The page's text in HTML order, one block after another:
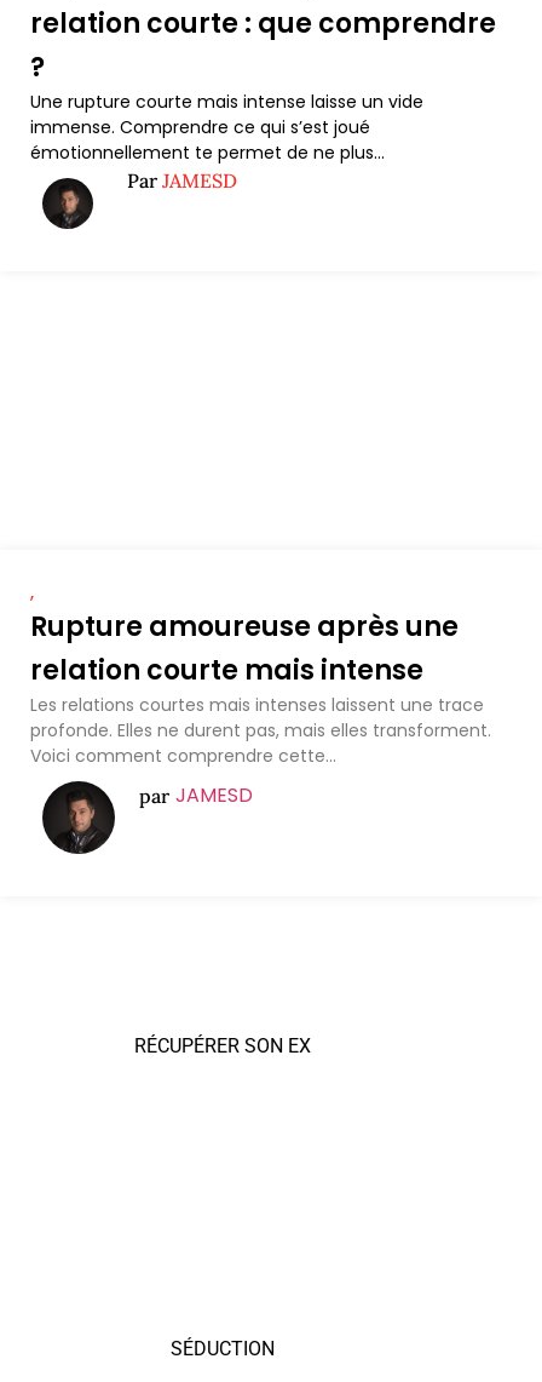
relation courte : que comprendre
?
Une rupture courte mais intense laisse un vide
immense. Comprendre ce qui s’est joué
émotionnellement te permet de ne plus...
ParJAMESD
,
Rupture amoureuse après une
relation courte mais intense
Les relations courtes mais intenses laissent une trace
profonde. Elles ne durent pas, mais elles transforment.
Voici comment comprendre cette...
par JAMESD
RÉCUPÉRER SON EX
SÉDUCTION